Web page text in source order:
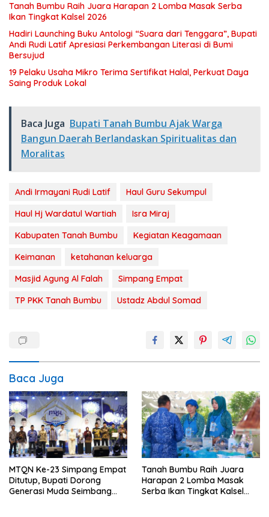
Tanah Bumbu Raih Juara Harapan 2 Lomba Masak Serba
Ikan Tingkat Kalsel 2026
Hadiri Launching Buku Antologi “Suara dari Tenggara”, Bupati
Andi Rudi Latif Apresiasi Perkembangan Literasi di Bumi
Bersujud
19 Pelaku Usaha Mikro Terima Sertifikat Halal, Perkuat Daya
Saing Produk Lokal
Baca Juga Bupati Tanah Bumbu Ajak Warga
Bangun Daerah Berlandaskan Spiritualitas dan
Moralitas
Andi Irmayani Rudi Latif
Haul Guru Sekumpul
Haul Hj Wardatul Wartiah
Isra Miraj
Kabupaten Tanah Bumbu
Kegiatan Keagamaan
Keimanan
ketahanan keluarga
Masjid Agung Al Falah
Simpang Empat
TP PKK Tanah Bumbu
Ustadz Abdul Somad
Baca Juga
MTQN Ke-23 Simpang Empat
Ditutup, Bupati Dorong
Generasi Muda Seimbang
Tanah Bumbu Raih Juara
Harapan 2 Lomba Masak
Serba Ikan Tingkat Kalsel